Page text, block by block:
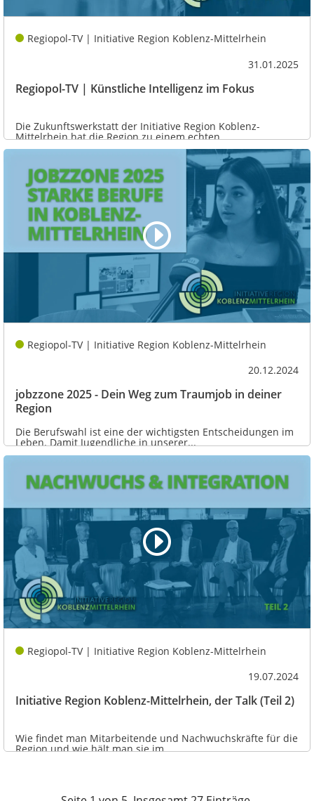
Regiopol-TV | Initiative Region Koblenz-Mittelrhein
31.01.2025
Regiopol-TV | Künstliche Intelligenz im Fokus
Die Zukunftswerkstatt der Initiative Region Koblenz-
Mittelrhein hat die Region zu einem echten...
Regiopol-TV | Initiative Region Koblenz-Mittelrhein
20.12.2024
jobzzone 2025 - Dein Weg zum Traumjob in deiner
Region
Die Berufswahl ist eine der wichtigsten Entscheidungen im
Leben. Damit Jugendliche in unserer...
Regiopol-TV | Initiative Region Koblenz-Mittelrhein
19.07.2024
Initiative Region Koblenz-Mittelrhein, der Talk (Teil 2)
Wie findet man Mitarbeitende und Nachwuchskräfte für die
Region und wie hält man sie im...